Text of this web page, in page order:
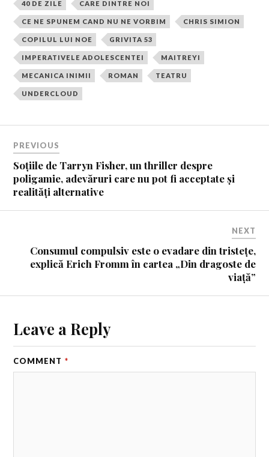
40 DE ZILE CARE DINTRE NOI
CE NE SPUNEM CAND NU NE VORBIM CHRIS SIMION
COPILUL LUI NOE GRIVITA 53
IMPERATIVELE ADOLESCENTEI MAITREYI
MECANICA INIMII ROMAN TEATRU
UNDERCLOUD
PREVIOUS
Soțiile de Tarryn Fisher, un thriller despre
poligamie, adevăruri care nu pot fi acceptate și
realități alternative
NEXT
Consumul compulsiv este o evadare din tristețe,
explică Erich Fromm în cartea „Din dragoste de
viață”
Leave a Reply
COMMENT *